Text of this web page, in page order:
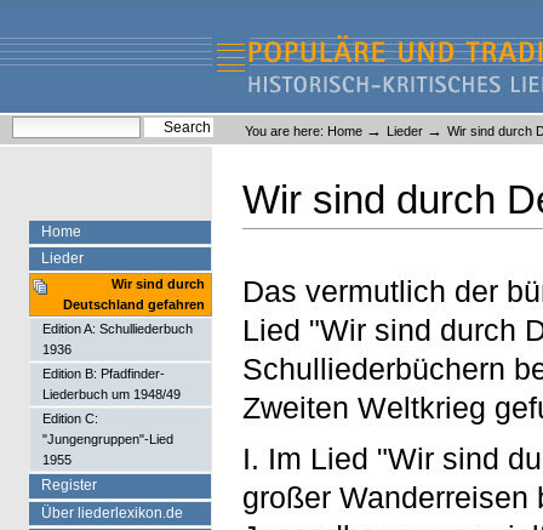
content.
navigation
Liederlexikon
Personal
tools
You are here: Home → Lieder → Wir sind durch
Wir sind durch
Das vermutlich der
Lied "Wir sind durch
Schulliederbüchern
Zweiten Weltkrieg
I. Im Lied "Wir sind
großer
Home
Lieder
Wir sind durch
Deutschland gefahren
Edition A: Schulliederbuch
1936
Edition B: Pfadfinder-
Liederbuch um 1948/49
Edition C:
"Jungengruppen"-Lied
1955
Register
Über liederlexikon.de